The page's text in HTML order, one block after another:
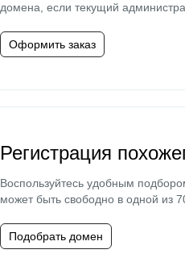
домена, если текущий
Оформить заказ
Регистрация
Воспользуйтесь удобным
может быть свободно в одной из
Подобрать домен